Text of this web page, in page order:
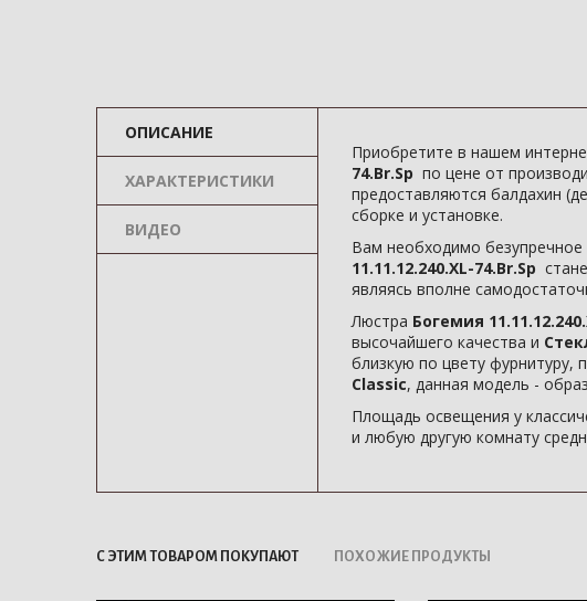
ОПИСАНИЕ
ХАРАКТЕРИСТИКИ
ВИДЕО
Приобретите в нашем
74.Br.Sp по цене от
предоставляются балдахин
сборке и установке.
Вам необходимо
11.11.12.240.XL-74.Br.Sp
являясь вполне
Люстра Богемия
высочайшего качества и
близкую по цвету фурнитуру,
Classic, данная модель -
Площадь освещения у
и любую другую комнату
С ЭТИМ ТОВАРОМ ПОКУПАЮТ ПОХОЖИЕ ПРОДУКТЫ